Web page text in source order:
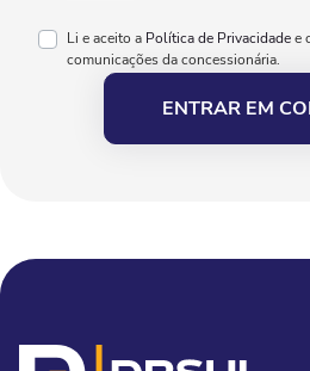
Li e aceito a Política de Privacidadee
comunicações da concessionária.
ENTRAR EM